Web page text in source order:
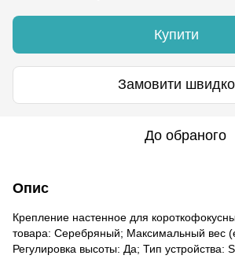
Купити
Замовити швидко
До обраного
Опис
Крепление настенное для
товара: Cеребряный; Максимальный вес
Регулировка высоты: Да; Тип устройства: